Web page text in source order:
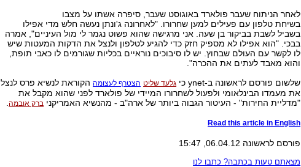
לאחר הניתוח שעבר פולארד באוגוסט שעבר, סיפרה אשתו על מצבו
בשיחת טלפון עם פעילים למען שחרורו. "לאחרונה ג'ונתן נעשה חלש מדי אפילו
בשביל לשבת בביקור בן שעה. אני מרגישה שהוא פשוט נגמר לי מול העיניים", אמרה
בבכי. "הוא אפילו לא מספיק חזק כדי להגיע לטלפון ולנצל את הדקות המעטות שיש
לו לקשר עם העולם שבחוץ. יש לו סיבוכים נוראיים בכליות שגורמים לו כאבי תופת,
והוא מאבד לעתים את ההכרה".
שלשום פורסם לראשונה ב-ynet כי
גלעד שליט הצטרף לעצומההקוראת לנשיא פרס לנצל
את מעמדו הבינלאומי ולפעול לשחרורו המיידי של פולארד לפני שהוא מקבל את
"מדליית החירות" - העיטור הגבוה ביותר של ארה"ב - מהנשיא האמריקני ברק אובמה.
Read this article in English
פורסם לראשונה 06.04.12, 15:47
מצאתם טעות בכתבה? כתבו לנו